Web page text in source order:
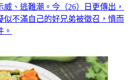
、逃難潮。今（26）日更傳出，
似不滿自己的好兄弟被徵召，憤而
。